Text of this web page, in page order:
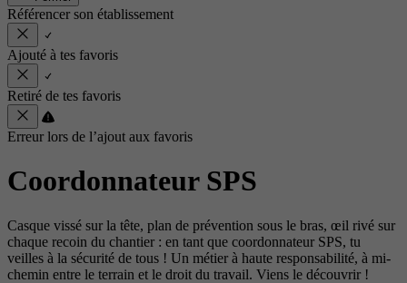
Référencer son établissement
Ajouté à tes favoris
Retiré de tes favoris
Erreur lors de l’ajout aux favoris
Coordonnateur SPS
Casque vissé sur la tête, plan de prévention sous le bras, œil rivé sur
chaque recoin du chantier : en tant que coordonnateur SPS, tu
veilles à la sécurité de tous ! Un métier à haute responsabilité, à mi-
chemin entre le terrain et le droit du travail. Viens le découvrir !